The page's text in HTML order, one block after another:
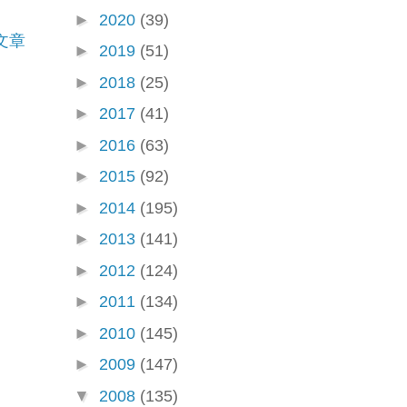
章
► 2020 (39)
► 2019 (51)
► 2018 (25)
► 2017 (41)
► 2016 (63)
► 2015 (92)
► 2014 (195)
► 2013 (141)
► 2012 (124)
► 2011 (134)
► 2010 (145)
► 2009 (147)
▼ 2008 (135)